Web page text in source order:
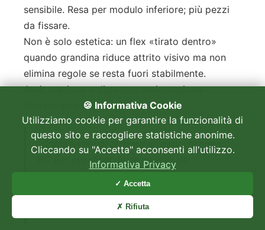
sensibile. Resa per modulo inferiore; più pezzi
da fissare.
Non è solo estetica: un flex «tirato dentro»
quando grandina riduce attrito visivo ma non
elimina regole se resta fuori stabilmente.
Assicurazione e distacco: assicurazione
fotovoltaico balcone.
“Considerate di attivare un'assicurazione
RC per eventuali danni causati dal
distacco del pannello”
—Altroconsumo, fotovoltaico plug-and-play
🍪 Informativa Cookie
Utilizziamo cookie per garantire la funzionalità di
questo sito e raccogliere statistiche anonime.
Cliccando su "Accetta" acconsenti all'utilizzo.
Informativa Privacy
✓ Accetta
✗ Rifiuta